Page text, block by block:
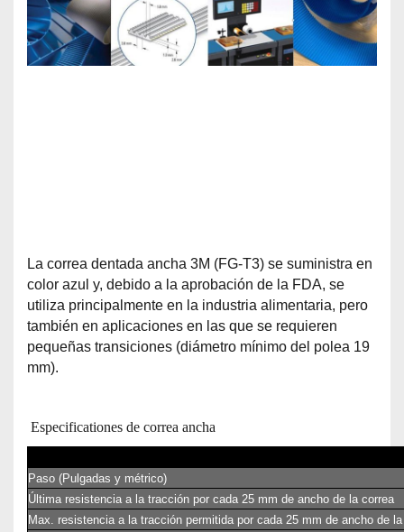
La correa dentada ancha 3M (FG-T3) se suministra en
color azul y, debido a la aprobación de la FDA, se
utiliza principalmente en la industria alimentaria, pero
también en aplicaciones en las que se requieren
pequeñas transiciones (diámetro mínimo del polea 19
mm).
Especificationes de correa ancha
Paso (Pulgadas y métrico)
Última resistencia a la tracción por cada 25 mm de ancho de la correa
Max. resistencia a la tracción permitida por cada 25 mm de ancho de